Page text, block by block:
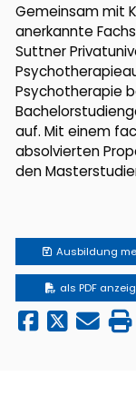
Gemeinsam mit
anerkannte
Suttner
Psychotherapie
auf. Mit einem
absolvierten
den
Ausbildung
als PDF